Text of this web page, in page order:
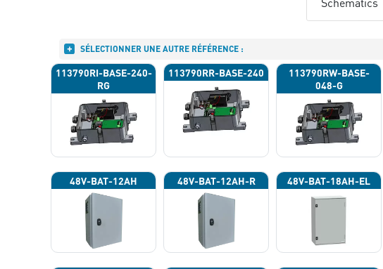
SÉLECTIONNER UNE AUTRE RÉFÉRENCE :
113790RI-BASE-240-
RG
113790RR-BASE-240
113790RW-BASE-
048-G
48V-BAT-12AH 48V-BAT-12AH-R 48V-BAT-18AH-EL